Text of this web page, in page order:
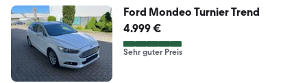
Ford Mondeo Turnier Trend
4.999 €
Sehr guter Preis